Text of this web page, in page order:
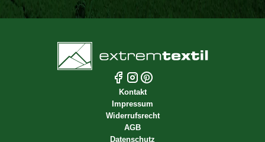
Kontakt
Impressum
Widerrufsrecht
AGB
Datenschutz